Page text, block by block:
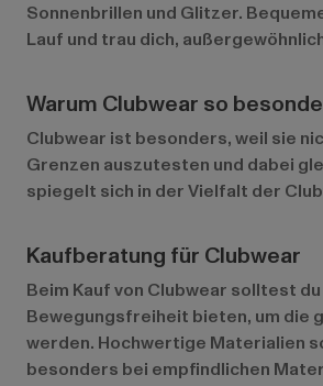
Sonnenbrillen und Glitzer.
Lauf und trau dich,
Warum Clubwear so
Clubwear ist besonders, weil sie
Grenzen auszutesten und dabei
spiegelt sich in der Vielfalt der
Kaufberatung für Clubwear
Beim Kauf von Clubwear solltest
Bewegungsfreiheit bieten, um die
werden. Hochwertige Materialien
besonders bei empfindlichen